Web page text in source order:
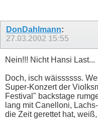
DonDahlmann:
27.03.2002 15:55
Nein!!! Nicht Hansi Last...
Doch, isch wäissssss.
Super-Konzert der
Festival" backstage
lang mit Canelloni,
die Zeit gerettet hat,